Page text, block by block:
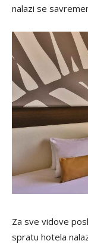
nalazi se
Za sve vidove
spratu hotela